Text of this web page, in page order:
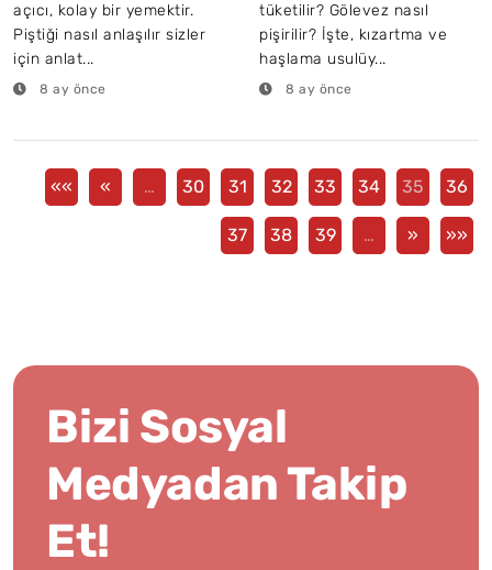
açıcı, kolay bir yemektir.
Piştiği nasıl anlaşılır sizler
için anlat...
8 ay önce
tüketilir? Gölevez nasıl
pişirilir? İşte, kızartma ve
haşlama usulüy...
8 ay önce
«« « … 30 31 32 33 34 35 36
37 38 39 … » »»
Bizi Sosyal
Medyadan Takip
Et!